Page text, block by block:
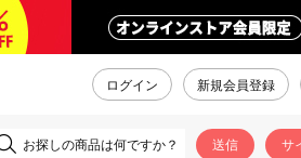
ログイン 新規会員登録
サ